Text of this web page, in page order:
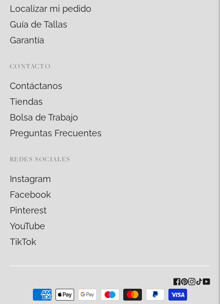
Localizar mi pedido
Guía de Tallas
Garantía
CONTACTO
Contáctanos
Tiendas
Bolsa de Trabajo
Preguntas Frecuentes
REDES SOCIALES
Instagram
Facebook
Pinterest
YouTube
TikTok
Métodos